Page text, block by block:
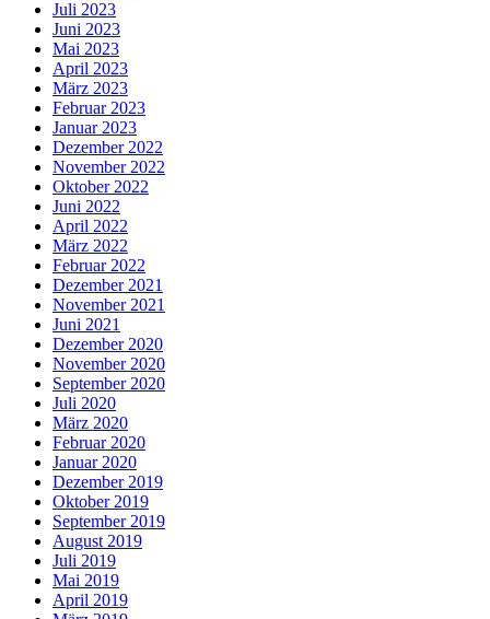
Juli 2023
Juni 2023
Mai 2023
April 2023
März 2023
Februar 2023
Januar 2023
Dezember 2022
November 2022
Oktober 2022
Juni 2022
April 2022
März 2022
Februar 2022
Dezember 2021
November 2021
Juni 2021
Dezember 2020
November 2020
September 2020
Juli 2020
März 2020
Februar 2020
Januar 2020
Dezember 2019
Oktober 2019
September 2019
August 2019
Juli 2019
Mai 2019
April 2019